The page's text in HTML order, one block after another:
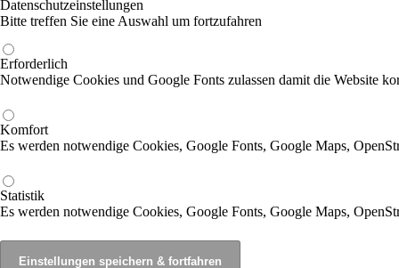
Datenschutzeinstellungen
Bitte treffen Sie eine Auswahl um fortzufahren
Erforderlich
Notwendige Cookies und Google Fonts zulassen damit die Website
Komfort
Es werden notwendige Cookies, Google Fonts, Google Maps,
Statistik
Es werden notwendige Cookies, Google Fonts, Google Maps,